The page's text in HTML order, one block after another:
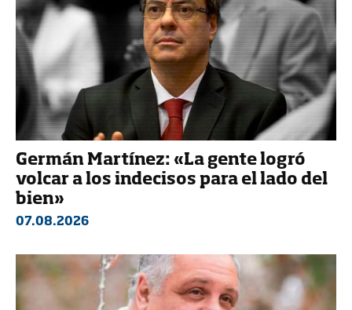
Germán Martínez: «La gente logró
volcar a los indecisos para el lado del
bien»
07.08.2026